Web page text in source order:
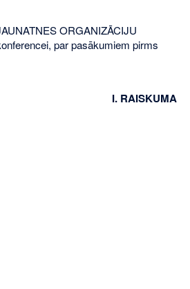
ORGANIZĀCIJU
par pasākumiem pirms
I. RAISKUMA